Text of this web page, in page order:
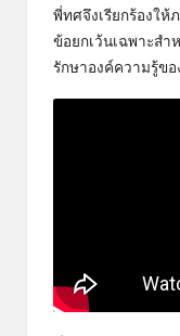
พี่ทศจึงเรียกร้องให้
ข้อยกเว้นเฉพาะสำ
รักษาองค์ความรู้ขอ